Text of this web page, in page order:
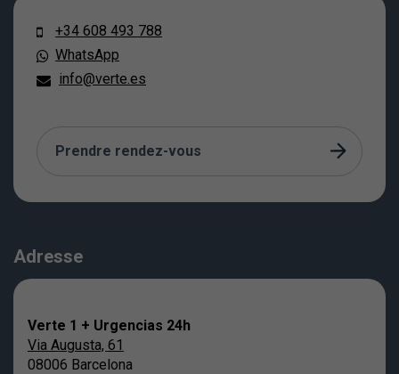
+34 608 493 788
WhatsApp
info@verte.es
Prendre rendez-vous
Adresse
Verte 1 + Urgencias 24h
Via Augusta, 61
08006 Barcelona